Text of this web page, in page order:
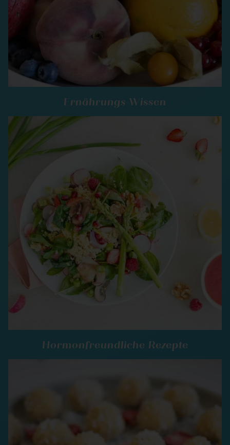
Ernährungs-Wissen
Hormonfreundliche Rezepte